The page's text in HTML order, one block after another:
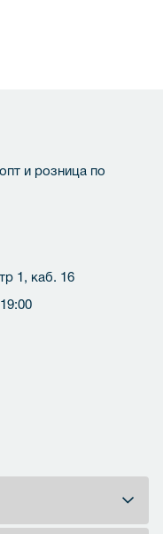
и розница по
1, каб. 16